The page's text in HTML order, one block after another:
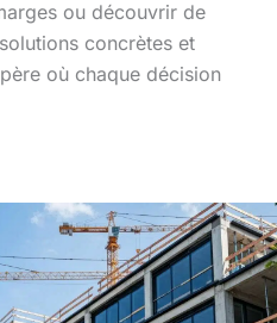
ou découvrir de
concrètes et
où chaque décision